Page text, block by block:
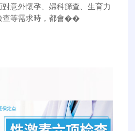
意外懷孕、婦科篩查、生育力
查等需求時，都會��